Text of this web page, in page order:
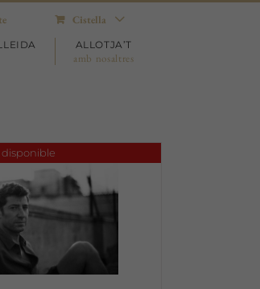
Cistella
ALLOTJA’T
amb nosaltres
disponible